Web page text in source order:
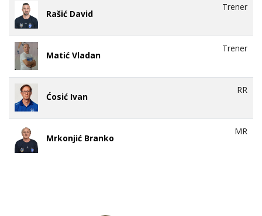
Rašić David
Trener
Matić Vladan
Trener
Ćosić Ivan
RR
Mrkonjić Branko
MR